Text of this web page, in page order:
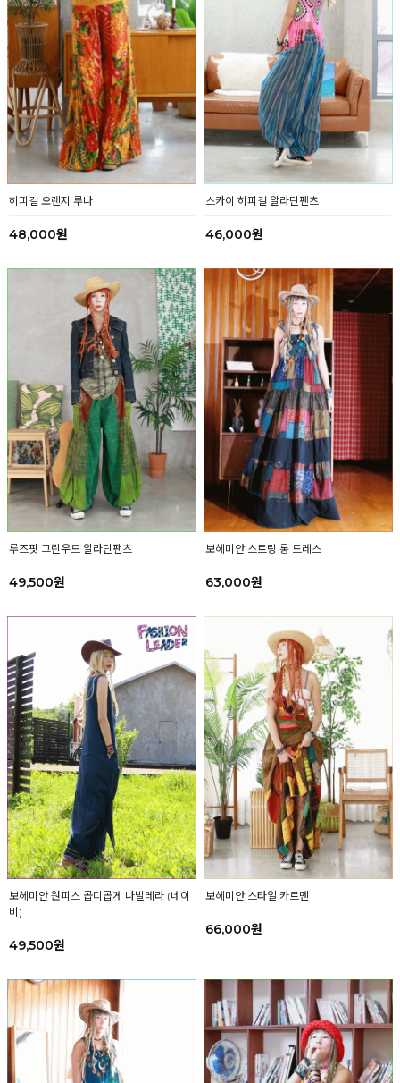
히피걸 오렌지 루나
48,000원
스카이 히피걸 알라딘팬츠
46,000원
루즈핏 그린우드 알라딘팬츠
49,500원
보헤미안 스트링 롱 드레스
63,000원
보헤미안 원피스 곱디곱게 나빌레라 (네이
비)
49,500원
보헤미안 스타일 카르멘
66,000원